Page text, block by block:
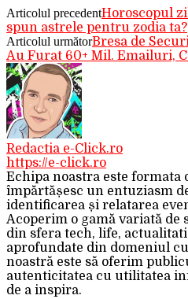
Articolul precedentHoroscopul
spun astrele pentru zodia ta?
Articolul următorBresa de
Au Furat 60+ Mil. Emailuri,
Redactia e-Click.ro
https://e-click.ro
Echipa noastra este
împărtășesc un entuziasm
identificarea și relatarea
Acoperim o gamă variată de
din sfera tech, life,
aprofundate din domeniul
noastră este să oferim
autenticitatea cu utilitatea
de a inspira.